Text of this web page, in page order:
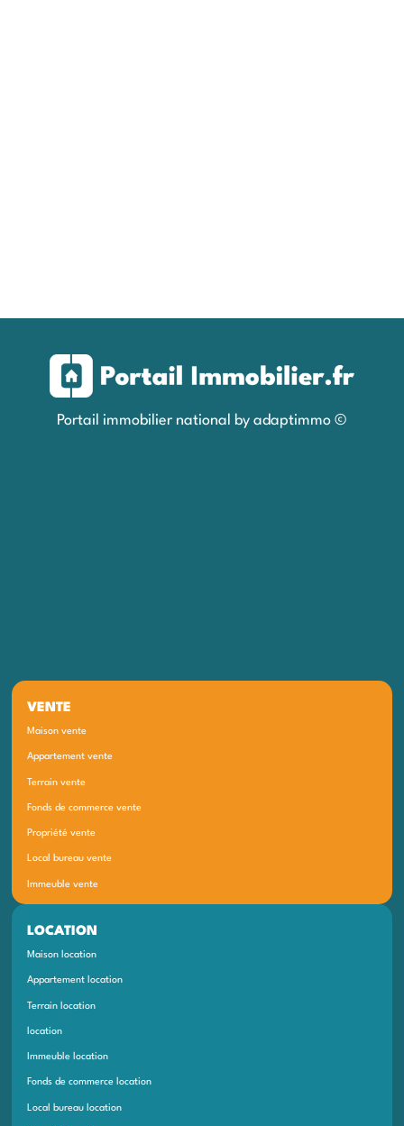
Portail immobilier national by adaptimmo ©
VENTE
Maison vente
Appartement vente
Terrain vente
Local bureau vente
Immeuble vente
Fonds de commerce vente
Propriété vente
LOCATION
Maison location
Appartement location
Terrain location
Local bureau location
location
Immeuble location
Fonds de commerce location